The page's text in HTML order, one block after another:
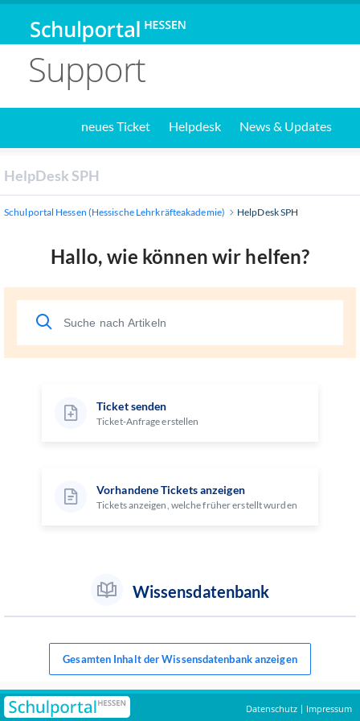
Support
neues Ticket Helpdesk News & Updates
HelpDesk SPH
Schulportal Hessen (Hessische Lehrkräfteakademie) HelpDesk SPH
Hallo, wie können wir helfen?
Ticket senden
Ticket-Anfrage erstellen
Vorhandene Tickets anzeigen
Tickets anzeigen, welche früher erstellt wurden
Wissensdatenbank
Gesamten Inhalt der Wissensdatenbank anzeigen
Datenschutz | Impressum